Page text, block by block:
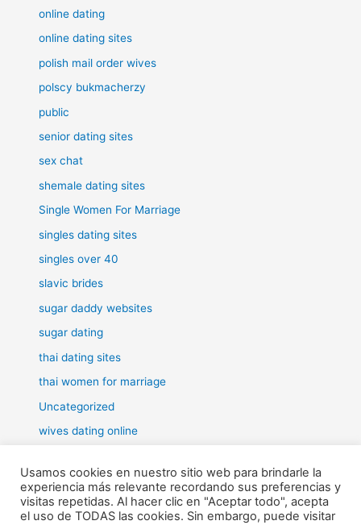
online dating
online dating sites
polish mail order wives
polscy bukmacherzy
public
senior dating sites
sex chat
shemale dating sites
Single Women For Marriage
singles dating sites
singles over 40
slavic brides
sugar daddy websites
sugar dating
thai dating sites
thai women for marriage
Uncategorized
wives dating online
Usamos cookies en nuestro sitio web para brindarle la
experiencia más relevante recordando sus preferencias y
visitas repetidas. Al hacer clic en "Aceptar todo", acepta
el uso de TODAS las cookies. Sin embargo, puede visitar